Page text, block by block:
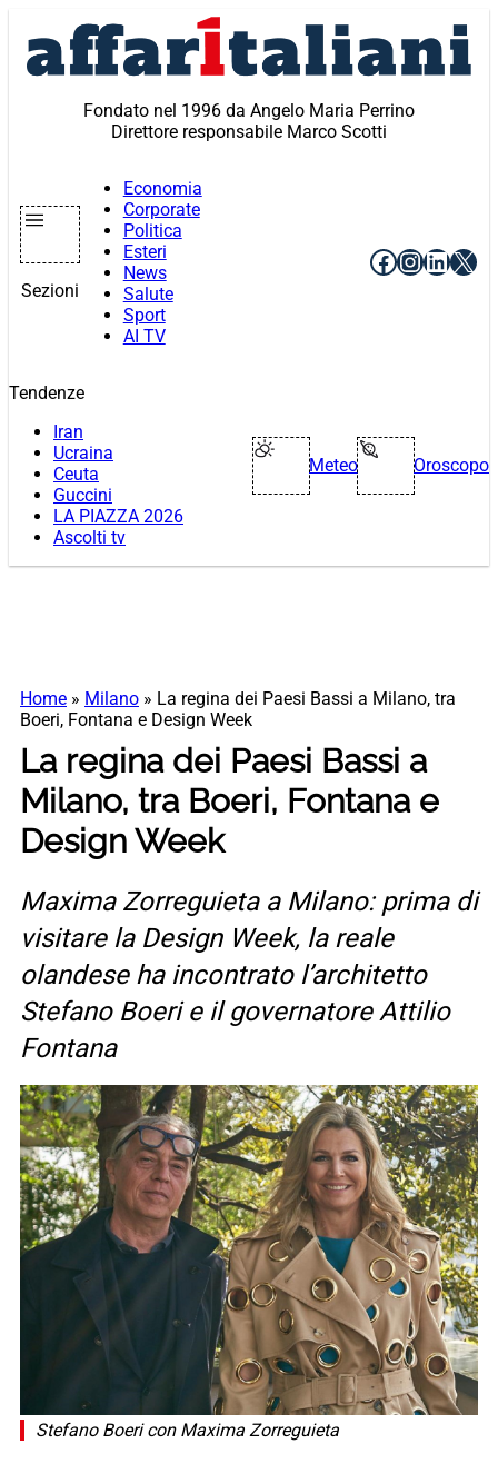
contenuto
Fondato nel 1996 da Angelo Maria Perrino
Direttore responsabile Marco Scotti
Sezioni
Economia
Corporate
Politica
Esteri
News
Salute
Sport
AI TV
Facebook
X
Tendenze
Iran
Ucraina
Ceuta
Guccini
LA PIAZZA 2026
Ascolti tv
Meteo Oroscopo
Home » Milano » La regina dei Paesi Bassi a Milano, tra
Boeri, Fontana e Design Week
La regina dei Paesi Bassi a
Milano, tra Boeri, Fontana e
Design Week
Maxima Zorreguieta a Milano: prima di
visitare la Design Week, la reale
olandese ha incontrato l’architetto
Stefano Boeri e il governatore Attilio
Fontana
Stefano Boeri con Maxima Zorreguieta